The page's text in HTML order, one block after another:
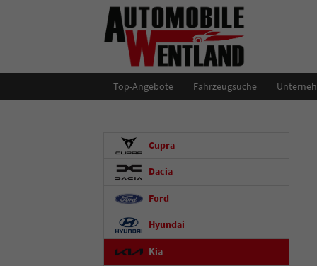
Top-Angebote Fahrzeugsuche
Cupra
Dacia
Ford
Hyundai
Kia